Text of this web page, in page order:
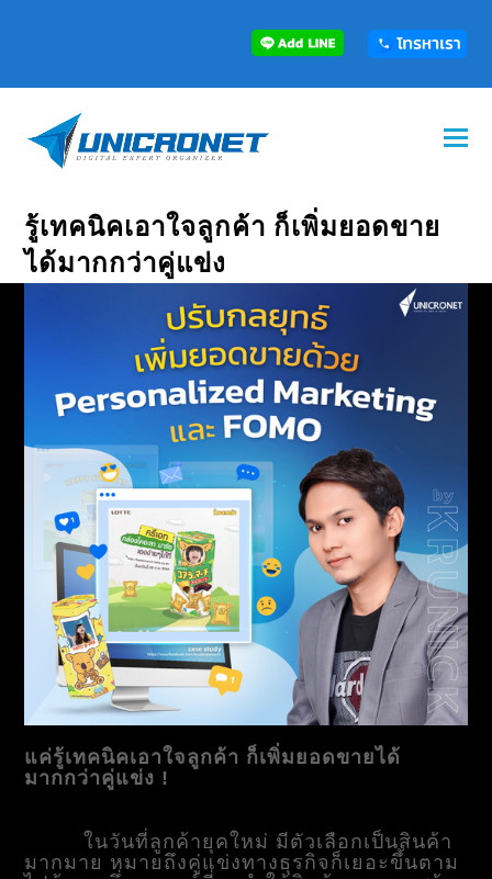
รู้เทคนิคเอาใจลูกค้า ก็เพิ่มยอดขาย
ได้มากกว่าคู่แข่ง
แค่รู้เทคนิคเอาใจลูกค้า ก็เพิ่มยอดขายได้
มากกว่าคู่แข่ง !
ในวันที่ลูกค้ายุคใหม่ มีตัวเลือกเป็นสินค้า
มากมาย หมายถึงคู่แข่งทางธุรกิจก็เยอะขึ้นตาม